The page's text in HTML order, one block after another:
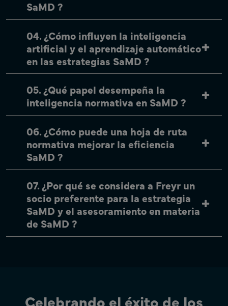
SaMD ?
04. ¿Cómo influyen la inteligencia
artificial y el aprendizaje automático
en las estrategias SaMD ?
05. ¿Qué papel desempeña la
inteligencia normativa en SaMD ?
06. ¿Cómo puede una hoja de ruta
normativa mejorar la eficiencia
SaMD ?
07. ¿Por qué se considera a Freyr un
socio preferente para la estrategia
SaMD y el asesoramiento en materia
de SaMD ?
Celebrando el éxito de los